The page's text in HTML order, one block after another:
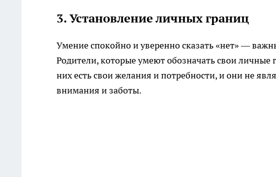
3. Установление личных границ
Умение спокойно и уверенно сказать «нет» —
Родители, которые умеют обозначать свои
них есть свои желания и потребности, и они не
внимания и заботы.